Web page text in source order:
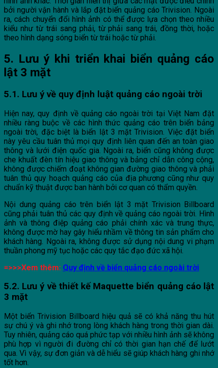
bởi người vận hành và lắp đặt biển quảng cáo Trivision. Ngoài
ra, cách chuyển đổi hình ảnh có thể được lựa chọn theo nhiều
kiểu như từ trái sang phải, từ phải sang trái, đồng thời, hoặc
theo hình dạng sóng biển từ trái hoặc từ phải.
5. Lưu ý khi triển khai biển quảng cáo
lật 3 mặt
5.1. Lưu ý về quy định luật quảng cáo ngoài trời
Hiện nay, quy định về quảng cáo ngoài trời tại Việt Nam đặt
nhiều ràng buộc về các hình thức quảng cáo trên biển bảng
ngoài trời, đặc biệt là biển lật 3 mặt Trivision. Việc đặt biển
này yêu cầu tuân thủ mọi quy định liên quan đến an toàn giao
thông và lưới điện quốc gia. Ngoài ra, biển cũng không được
che khuất đèn tín hiệu giao thông và bảng chỉ dẫn công cộng,
không được chiếm đoạt không gian đường giao thông và phải
tuân thủ quy hoạch quảng cáo của địa phương cũng như quy
chuẩn kỹ thuật được ban hành bởi cơ quan có thẩm quyền.
Nội dung quảng cáo trên biển lật 3 mặt Trivision Billboard
cũng phải tuân thủ các quy định về quảng cáo ngoài trời. Hình
ảnh và thông điệp quảng cáo phải chính xác và trung thực,
không được mờ hay gây hiểu nhầm về thông tin sản phẩm cho
khách hàng. Ngoài ra, không được sử dụng nội dung vi phạm
thuần phong mỹ tục hoặc các quy tắc đạo đức xã hội.
=>>>Xem thêm: Quy định về biển quảng cáo ngoài trời
5.2. Lưu ý về thiết kế Maquette biển quảng cáo lật
3 mặt
Một biển Trivision Billboard hiệu quả sẽ có khả năng thu hút
sự chú ý và ghi nhớ trong lòng khách hàng trong thời gian dài.
Tuy nhiên, quảng cáo quá phức tạp với nhiều hình ảnh sẽ không
phù hợp vì người đi đường chỉ có thời gian hạn chế để lướt
qua. Vì vậy, sự đơn giản và dễ hiểu sẽ giúp khách hàng ghi nhớ
tốt hơn.